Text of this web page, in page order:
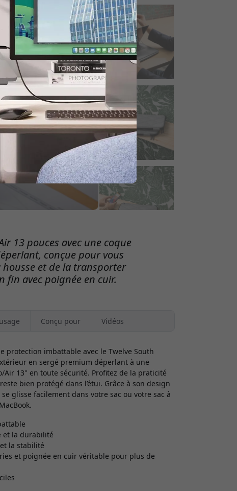
13 pouces avec une coque
conçue pour vous
et de la transporter
fin avec poignée en cuir.
Conçu pour Vidéos
protection imbattable avec le Twelve South
en sergé premium déperlant à une
13" en toute sécurité. Profitez de la praticité
bien protégé dans l’étui. Grâce à son design
glisse facilement dans votre sac ou votre sac à
et la durabilité
la stabilité
et poignée en cuir véritable pour plus de
paiement pour obtenir 20% de
réduction.